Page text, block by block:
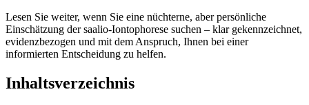
Lesen Sie weiter, wenn ⁢Sie eine⁤ nüchterne, aber⁤ persönliche
Einschätzung der⁣ saalio-Iontophorese⁣ suchen – klar gekennzeichnet,
evidenzbezogen und mit dem Anspruch, Ihnen bei ⁢einer
informierten​ Entscheidung zu helfen.
Inhaltsverzeichnis